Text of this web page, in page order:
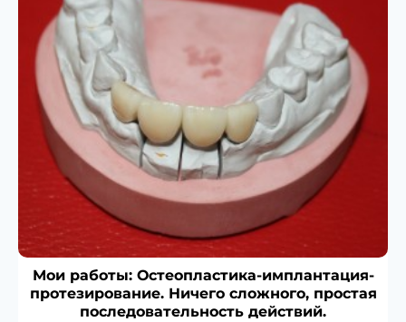
Мои работы: Остеопластика-имплантация-
протезирование. Ничего сложного, простая
последовательность действий.